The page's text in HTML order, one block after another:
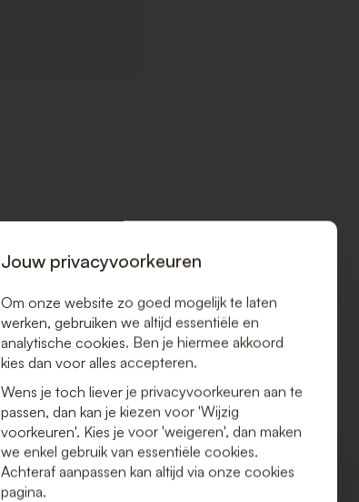
VOEG
TOE
Jouw privacyvoorkeuren
Om onze website zo goed mogelijk te laten
werken, gebruiken we altijd essentiële en
analytische cookies. Ben je hiermee akkoord
kies dan voor alles accepteren.
Wens je toch liever je privacyvoorkeuren aan te
passen, dan kan je kiezen voor 'Wijzig
voorkeuren'. Kies je voor 'weigeren', dan maken
we enkel gebruik van essentiële cookies.
Achteraf aanpassen kan altijd via onze cookies
pagina.